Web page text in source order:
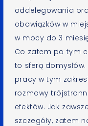
oddelegowania
obowiązków w
w mocy do 3
Co zatem po tym
to sferą
pracy w tym
rozmowy
efektów. Jak
szczegóły, zatem